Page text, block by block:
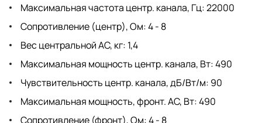
Максимальная частота центр. канала, Гц: 22000
Сопротивление (центр), Ом: 4 - 8
Вес центральной АС, кг: 1,4
Максимальная мощность центр. канала, Вт: 490
Чувствительность центр. канала, дБ/Вт/м: 90
Максимальная мощность, фронт. АС, Вт: 490
Сопротивление (фронт), Ом: 4 - 8